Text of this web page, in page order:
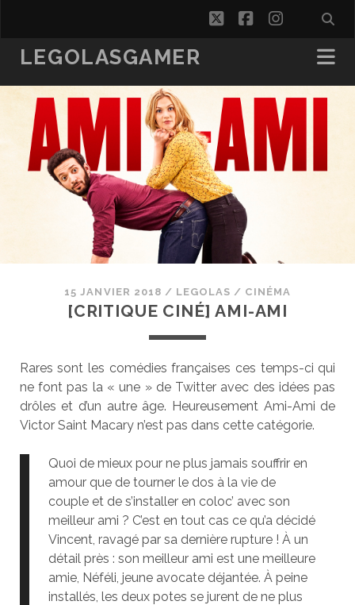
twitterfacebook
LEGOLASGAMER
15 JANVIER 2018 / LEGOLAS / CINÉMA
[CRITIQUE CINÉ] AMI-AMI
Rares sont les comédies françaises ces temps-ci qui
ne font pas la « une » de Twitter avec des idées pas
drôles et d’un autre âge. Heureusement Ami-Ami de
Victor Saint Macary n’est pas dans cette catégorie.
Quoi de mieux pour ne plus jamais souffrir en
amour que de tourner le dos à la vie de
couple et de s’installer en coloc’ avec son
meilleur ami ? C’est en tout cas ce qu’a décidé
Vincent, ravagé par sa dernière rupture ! À un
détail près : son meilleur ami est une meilleure
amie, Néféli, jeune avocate déjantée. À peine
installés, les deux potes se jurent de ne plus